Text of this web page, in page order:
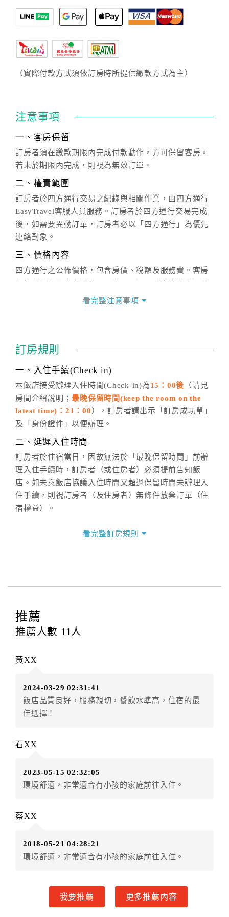
（實際付款方式須依訂房時所提供繳款方式為主）
注意事項
一、客房保留
訂房者須在繳款期限內完成付款動作，方可保留客房。
若未於期限內完成，則視為無效訂單。
二、權責範圍
訂房者於四方通行交易之紀錄與相關作業，由四方通行
EasyTravel客服人員服務。訂房者於四方通行交易完成
後，如需要異動訂單，訂房者必以「四方通行」為優先
連絡對象。
三、價格內容
四方通行之公佈價格，包含房價、稅額及服務費。客房
價」之當日價格為標準。
話方式異動訂單。
※非客服時間之申辦異動，皆為次日計算及辦理。
五、客服時間
週一至週日，上午9:00～晚上6:00
六、聯絡方式
(07)9682715 。
看完整注意事項
訂房規則
一、入住手續(Check in)
本飯店接受辦理入住時間(Check-in)為15：00後 （請見
房間介紹說明；最晚保留時間(keep the room on the
latest time)：21：00 ），訂房者請出示「訂房成功單」
及「身份證件」以便辦理。
二、延遲入住時間
訂房者於住宿當日，因故無法於「最晚保留時間」前辦
理入住手續時，訂房者（或住房者）必須提前告知飯
店。如未與飯店協議入住時間又超過保留時間未辦理入
住手續，則視訂房者（及住房者）無條件放棄訂單（住
宿權益）。
四、訂單異動
提出申辦不得異動訂單。
每筆訂單異動限定
辦理取消退款。
房者應補足差額。（限原訂飯店）
房者不得要求退其差額。（限原訂飯店）
五、取消訂單
◎住房日1天前辦理者，訂單費用扣除總計100%為手續
◎住房日當日辦理者，訂單費用扣除總計100%為手續費
◎住房日當日不得辦理。
之訂金將全額沒收。
住房當日遇颱風、地震等不可抗拒因素時（以氣象局發
布或飯店所在地縣市政府頒布狀況”停止上班上課”為判
保留住宿權益或四方通行將
扣除訂單總額0%為作業手續
費用，餘款退予訂房者。
看完整訂房規則
推薦
推薦人數 11 人
黃XX
2024-03-29 02:31:41
飯店品質良好，服務親切，餐飲水準高，住宿的最
佳選擇！
石XX
2023-05-15 02:32:05
環境舒適，非常適合有小孩的家庭前往入住。
蔡XX
2018-05-21 04:28:21
環境舒適，非常適合有小孩的家庭前往入住。
我要推薦 更多推薦內容